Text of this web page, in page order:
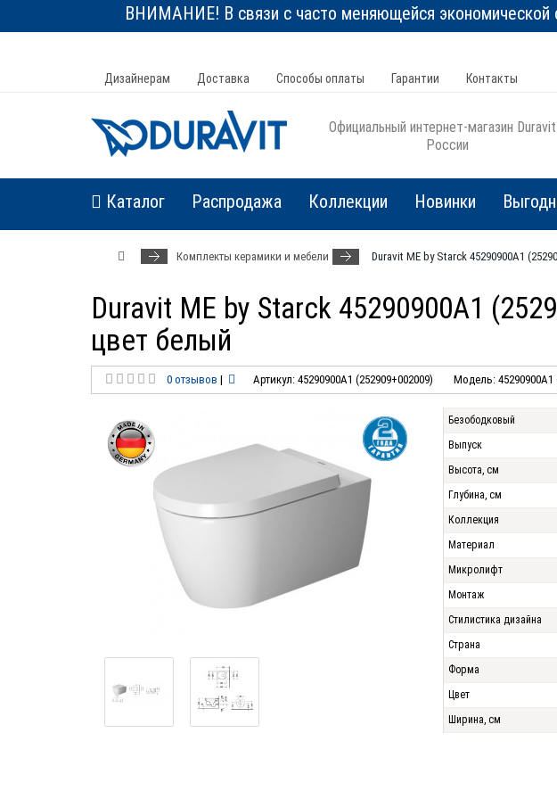
ВНИМАНИЕ! В связи с часто меняющейся экономической
Дизайнерам Доставка Способы оплаты Гарантии Контакты
Официальный интернет-магазин
России
Каталог Распродажа Коллекции Новинки
Комплекты керамики и мебели Duravit ME by Starck 45290900A1
Duravit ME by Starck 45290900A1
цвет белый
0 отзывов | Артикул: 45290900A1 (252909+002009) Модель: 45290900A1
Безободковый
Выпуск
Высота, см
Глубина, см
Коллекция
Материал
Микролифт
Монтаж
Стилистика дизайна
Страна
Форма
Цвет
Ширина, см